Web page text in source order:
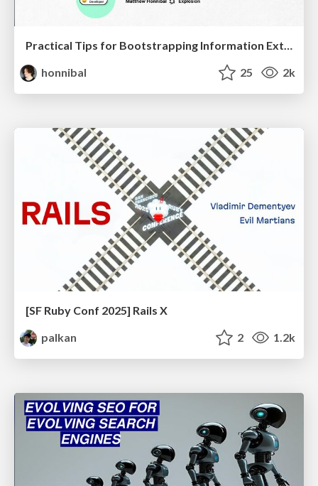
Practical Tips for Bootstrapping Information Extraction Pipelines
honnibal
25 2k
[SF Ruby Conf 2025] Rails X
palkan
2 1.2k